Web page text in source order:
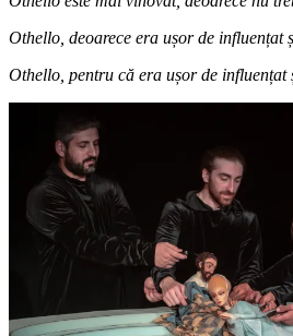
Othello, deoarece era ușor de influențat
Othello, pentru că era ușor de influențat